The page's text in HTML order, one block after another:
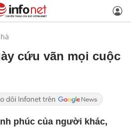
cứu vãn mọi cuộc
phúc của người khác,